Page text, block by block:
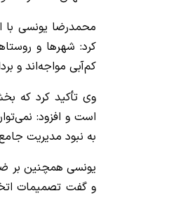
محمدرضا یونسی با
کرد: شهرها و
کم‌آبی مواجه‌اند و
وی تأکید کرد که
است و افزود:
به نبود مدیریت
یونسی همچنین بر
و گفت تصمیمات